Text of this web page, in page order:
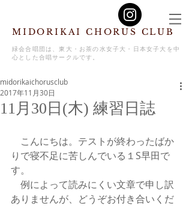
MIDORIKAI CHORUS CLUB
緑会合唱団は、東大・お茶の水女子大・日本女子大を中
心とした合唱サークルです。
11月30日(木) 練習日誌
midorikaichorusclub
2017年11月30日
こんにちは。テストが終わったばか
りで寝不足に苦しんでいる１S早田で
す。
例によって読みにくい文章で申し訳
ありませんが、どうぞお付き合いくだ